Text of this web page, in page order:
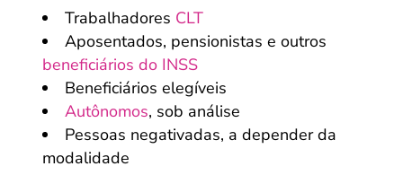
Trabalhadores CLT
Aposentados, pensionistas e outros
beneficiários do INSS
Beneficiários elegíveis
Autônomos, sob análise
Pessoas negativadas, a depender da
modalidade